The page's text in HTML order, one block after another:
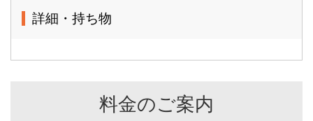
詳細・持ち物
料金のご案内